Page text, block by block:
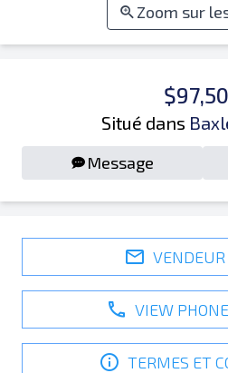
Zoom sur
Situé dans
Message
VIEW
TERMES ET